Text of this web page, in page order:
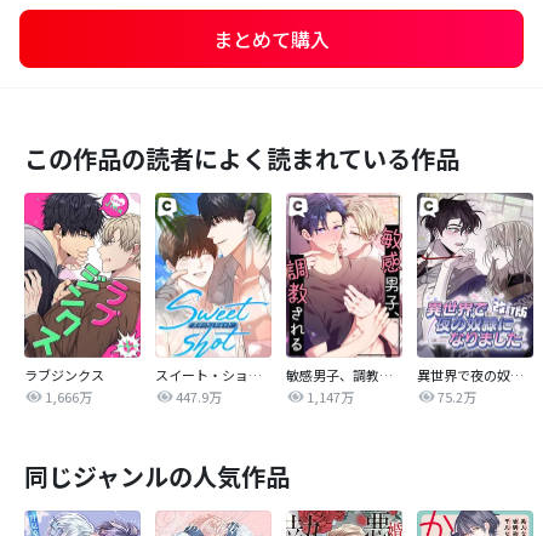
まとめて購入
この作品の読者によく読まれている作品
ラブジンクス
1,666万
スイート・ショット
447.9万
敏感男子、調教される
1,147万
異世界で夜の奴隷になりました【改訂版】
75.2万
同じジャンルの人気作品